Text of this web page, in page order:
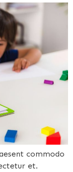
commodo
et.